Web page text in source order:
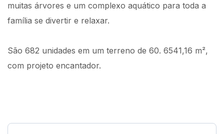
muitas árvores e um complexo aquático para toda a
família se divertir e relaxar.
São 682 unidades em um terreno de 60. 6541,16 m²,
com projeto encantador.